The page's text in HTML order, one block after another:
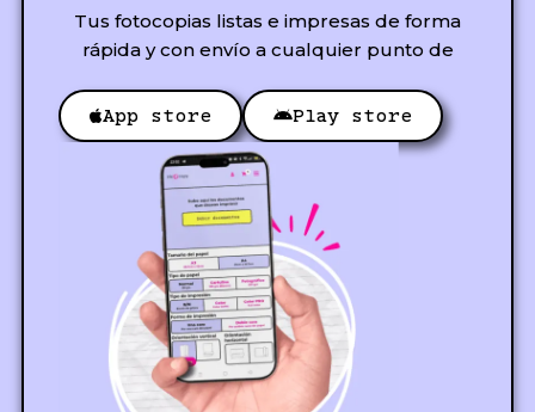
Tus fotocopias listas e impresas de forma
rápida y con envío a cualquier punto de
App store Play store